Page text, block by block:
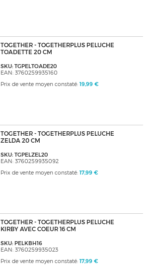
TOGETHER - TOGETHERPLUS PELUCHE
TOADETTE 20 CM
SKU: TGPELTOADE20
EAN: 3760259935160
Prix de vente moyen constaté: 19,99 €
TOGETHER - TOGETHERPLUS PELUCHE
ZELDA 20 CM
SKU: TGPELZEL20
EAN: 3760259935092
Prix de vente moyen constaté: 17,99 €
TOGETHER - TOGETHERPLUS PELUCHE
KIRBY AVEC COEUR 16 CM
SKU: PELKBH16
EAN: 3760259935023
Prix de vente moyen constaté: 17,99 €